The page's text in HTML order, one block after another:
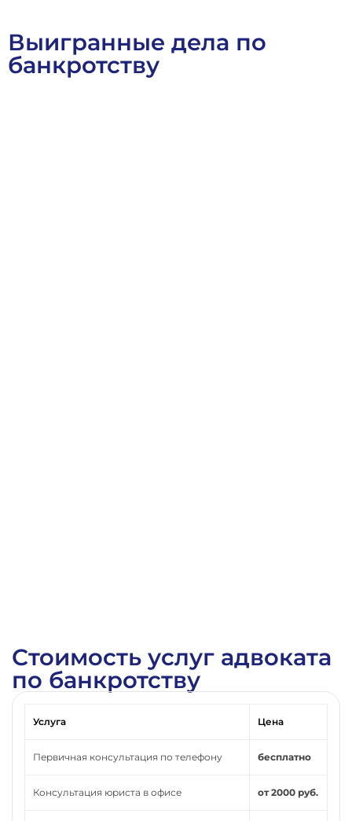
Выигранные дела по
банкротству
Стоимость услуг адвоката
по банкротству
Услуга Цена
Первичная консультация по телефону бесплатно
Консультация юриста в офисе от 2000 руб.